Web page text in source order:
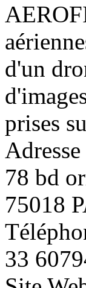
d'un
prises
Adresse
78 bd
75018
33